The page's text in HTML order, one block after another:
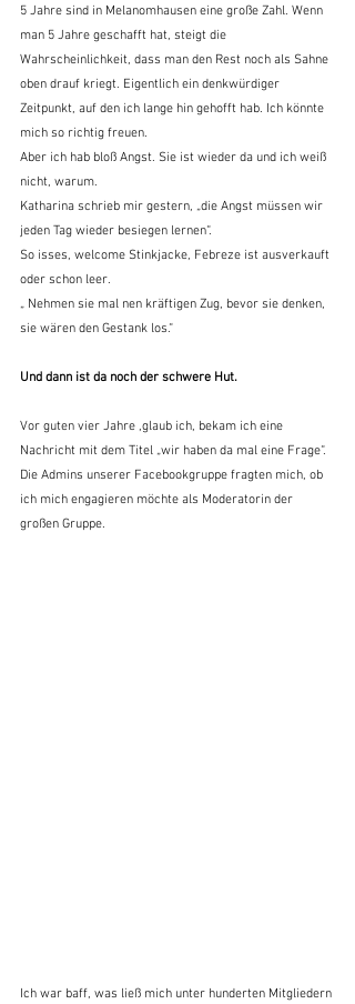
5 Jahre sind in Melanomhausen eine große Zahl. Wenn
man 5 Jahre geschafft hat, steigt die
Wahrscheinlichkeit, dass man den Rest noch als Sahne
oben drauf kriegt. Eigentlich ein denkwürdiger
Zeitpunkt, auf den ich lange hin gehofft hab. Ich könnte
mich so richtig freuen.
Aber ich hab bloß Angst. Sie ist wieder da und ich weiß
nicht, warum.
Katharina schrieb mir gestern, „die Angst müssen wir
jeden Tag wieder besiegen lernen“.
So isses, welcome Stinkjacke, Febreze ist ausverkauft
oder schon leer.
„ Nehmen sie mal nen kräftigen Zug, bevor sie denken,
sie wären den Gestank los.“
Und dann ist da noch der schwere Hut.
Vor guten vier Jahre ,glaub ich, bekam ich eine
Nachricht mit dem Titel „wir haben da mal eine Frage“.
Die Admins unserer Facebookgruppe fragten mich, ob
ich mich engagieren möchte als Moderatorin der
großen Gruppe.
Ich war baff, was ließ mich unter hunderten Mitgliedern